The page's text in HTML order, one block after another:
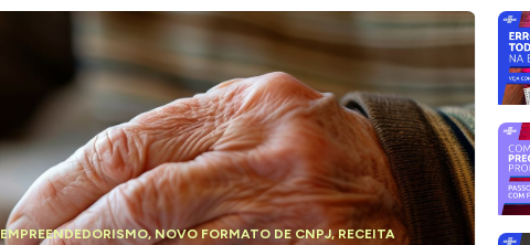
EMPREENDEDORISMO,NOVO FORMATO DE CNPJ,RECEITA